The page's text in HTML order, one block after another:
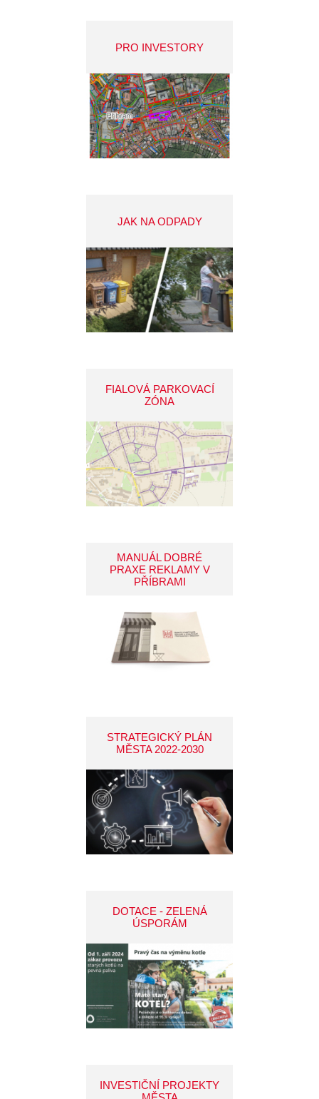
PRO INVESTORY
JAK NA ODPADY
FIALOVÁ PARKOVACÍ
ZÓNA
MANUÁL DOBRÉ
PRAXE REKLAMY V
PŘÍBRAMI
STRATEGICKÝ PLÁN
MĚSTA 2022-2030
DOTACE - ZELENÁ
ÚSPORÁM
INVESTIČNÍ PROJEKTY